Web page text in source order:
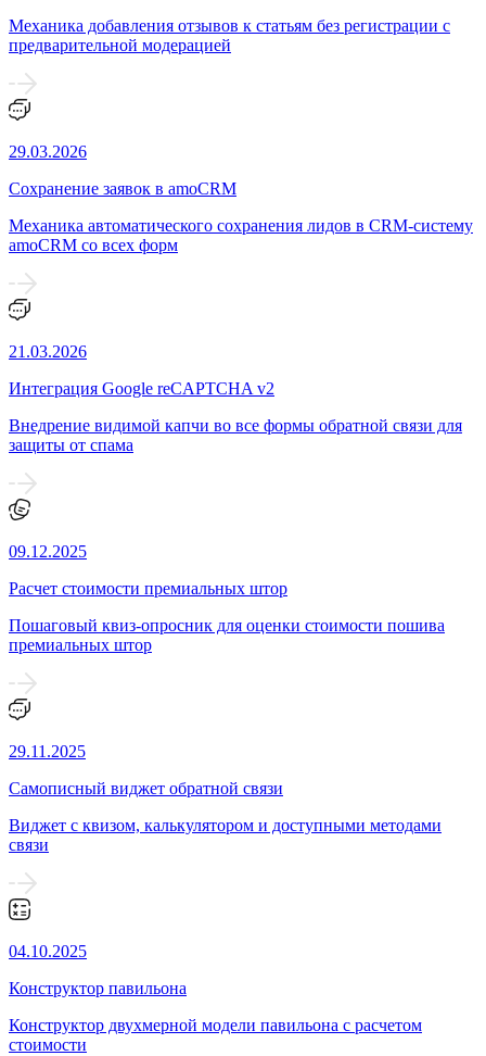
Механика добавления отзывов к статьям без регистрации с
предварительной модерацией
29.03.2026
Сохранение заявок в amoCRM
Механика автоматического сохранения лидов в CRM-систему
amoCRM со всех форм
21.03.2026
Интеграция Google reCAPTCHA v2
Внедрение видимой капчи во все формы обратной связи для
защиты от спама
09.12.2025
Расчет стоимости премиальных штор
Пошаговый квиз-опросник для оценки стоимости пошива
премиальных штор
29.11.2025
Самописный виджет обратной связи
Виджет с квизом, калькулятором и доступными методами
связи
04.10.2025
Конструктор павильона
Конструктор двухмерной модели павильона с расчетом
стоимости